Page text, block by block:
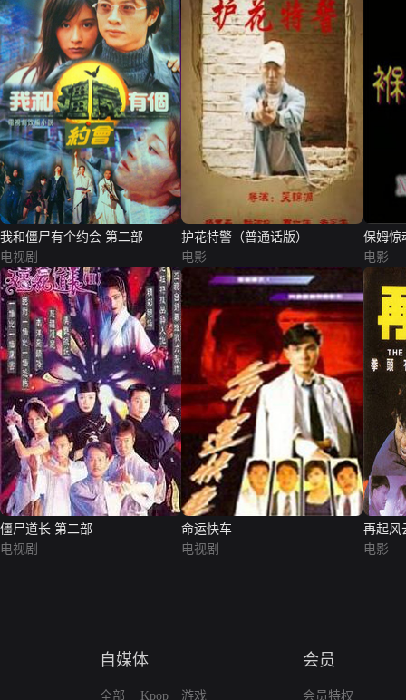
我和僵尸有个约会 第二部
电视剧
护花特警（普通话版）
电影
保姆惊
电影
僵尸道长 第二部
电视剧
命运快车
电视剧
再起风
电影
自媒体
全部 Kpop 游戏
会员
会员特权